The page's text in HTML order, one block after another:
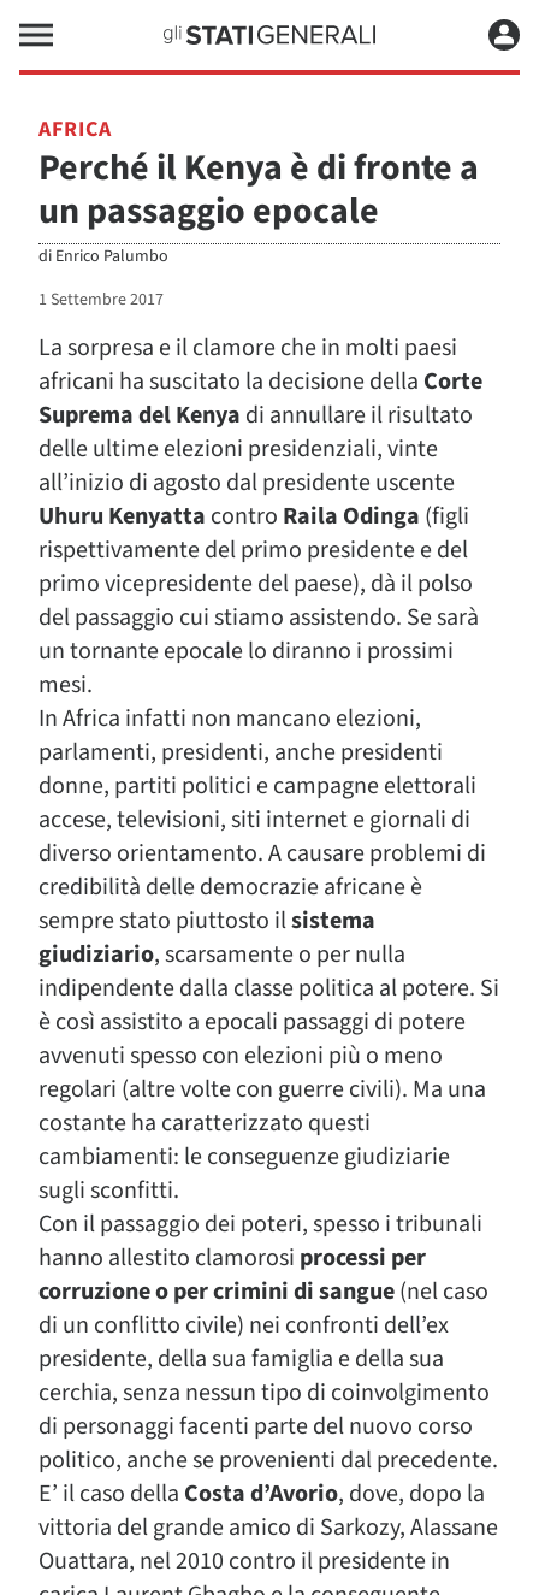
AFRICA
Perché il Kenya è di fronte a
un passaggio epocale
di Enrico Palumbo
1 Settembre 2017
La sorpresa e il clamore che in molti paesi
africani ha suscitato la decisione della Corte
Suprema del Kenya di annullare il risultato
delle ultime elezioni presidenziali, vinte
all’inizio di agosto dal presidente uscente
Uhuru Kenyatta contro Raila Odinga (figli
rispettivamente del primo presidente e del
primo vicepresidente del paese), dà il polso
del passaggio cui stiamo assistendo. Se sarà
un tornante epocale lo diranno i prossimi
mesi.
In Africa infatti non mancano elezioni,
parlamenti, presidenti, anche presidenti
donne, partiti politici e campagne elettorali
accese, televisioni, siti internet e giornali di
diverso orientamento. A causare problemi di
credibilità delle democrazie africane è
sempre stato piuttosto ilsistema
giudiziario, scarsamente o per nulla
indipendente dalla classe politica al potere. Si
è così assistito a epocali passaggi di potere
avvenuti spesso con elezioni più o meno
regolari (altre volte con guerre civili). Ma una
costante ha caratterizzato questi
cambiamenti: le conseguenze giudiziarie
sugli sconfitti.
Con il passaggio dei poteri, spesso i tribunali
hanno allestito clamorosi processi per
corruzione o per crimini di sangue(nel caso
di un conflitto civile) nei confronti dell’ex
presidente, della sua famiglia e della sua
cerchia, senza nessun tipo di coinvolgimento
di personaggi facenti parte del nuovo corso
politico, anche se provenienti dal precedente.
E’ il caso della Costa d’Avorio, dove, dopo la
vittoria del grande amico di Sarkozy, Alassane
Ouattara, nel 2010 contro il presidente in